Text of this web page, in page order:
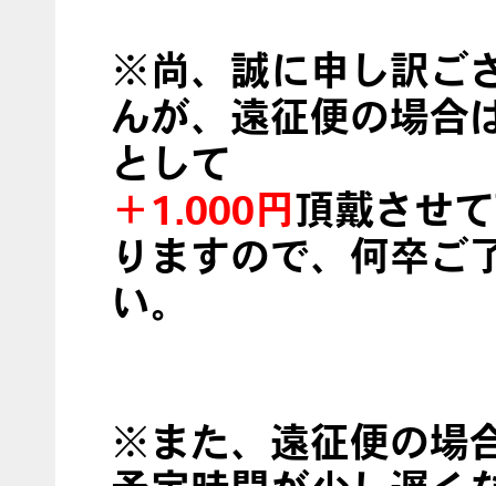
※尚、誠に申し訳ご
んが、遠征便の場合
として
＋1.000円 頂戴させ
りますので、何卒ご
い。
※また、遠征便の場